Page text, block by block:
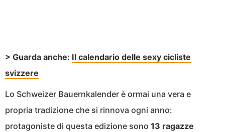
> Guarda anche: Il calendario delle sexy cicliste
svizzere
Lo Schweizer Bauernkalender è ormai una vera e
propria tradizione che si rinnova ogni anno:
protagoniste di questa edizione sono 13 ragazze